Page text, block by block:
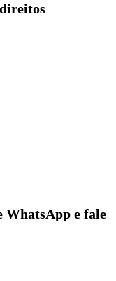
WhatsApp e fale